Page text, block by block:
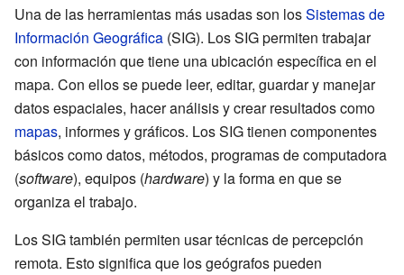
Una de las herramientas más usadas son losSistemas de
Información Geográfica (SIG). Los SIG permiten trabajar
con información que tiene una ubicación específica en el
mapa. Con ellos se puede leer, editar, guardar y manejar
datos espaciales, hacer análisis y crear resultados como
mapas, informes y gráficos. Los SIG tienen componentes
básicos como datos, métodos, programas de computadora
(software), equipos (hardware) y la forma en que se
organiza el trabajo.
Los SIG también permiten usar técnicas de percepción
remota. Esto significa que los geógrafos pueden